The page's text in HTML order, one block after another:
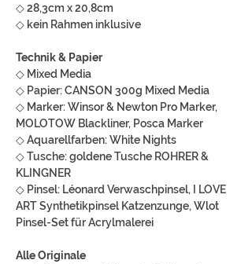
◇ 28,3cm x 20,8cm
◇ kein Rahmen inklusive
Technik & Papier
◇ Mixed Media
◇ Papier: CANSON 300g Mixed Media
◇ Marker: Winsor & Newton Pro Marker,
MOLOTOW Blackliner, Posca Marker
◇ Aquarellfarben: White Nights
◇ Tusche: goldene Tusche ROHRER &
KLINGNER
◇ Pinsel: Léonard Verwaschpinsel, I LOVE
ART Synthetikpinsel Katzenzunge, Wlot
Pinsel-Set für Acrylmalerei
Alle Originale